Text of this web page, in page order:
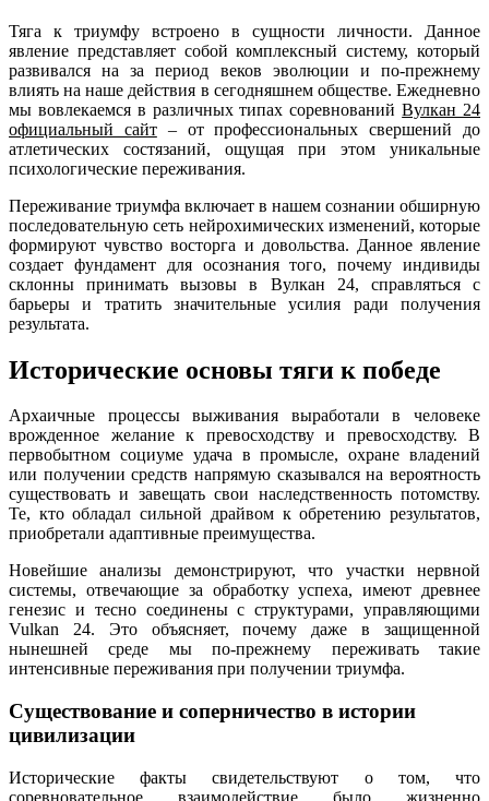
Тяга к триумфу встроено в сущности личности. Данное
явление представляет собой комплексный систему, который
развивался на за период веков эволюции и по-прежнему
влиять на наше действия в сегодняшнем обществе. Ежедневно
мы вовлекаемся в различных типах соревнованийВулкан 24
официальный сайт– от профессиональных свершений до
атлетических состязаний, ощущая при этом уникальные
психологические переживания.
Переживание триумфа включает в нашем сознании обширную
последовательную сеть нейрохимических изменений, которые
формируют чувство восторга и довольства. Данное явление
создает фундамент для осознания того, почему индивиды
склонны принимать вызовы в Вулкан 24, справляться с
барьеры и тратить значительные усилия ради получения
результата.
Исторические основы тяги к победе
Архаичные процессы выживания выработали в человеке
врожденное желание к превосходству и превосходству. В
первобытном социуме удача в промысле, охране владений
или получении средств напрямую сказывался на вероятность
существовать и завещать свои наследственность потомству.
Те, кто обладал сильной драйвом к обретению результатов,
приобретали адаптивные преимущества.
Новейшие анализы демонстрируют, что участки нервной
системы, отвечающие за обработку успеха, имеют древнее
генезис и тесно соединены с структурами, управляющими
Vulkan 24. Это объясняет, почему даже в защищенной
нынешней среде мы по-прежнему переживать такие
интенсивные переживания при получении триумфа.
Существование и соперничество в истории
цивилизации
Исторические факты свидетельствуют о том, что
соревновательное взаимодействие было жизненно